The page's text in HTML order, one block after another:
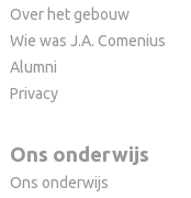
Over het gebouw
Wie was J.A. Comenius
Alumni
Privacy
Ons onderwijs
Ons onderwijs